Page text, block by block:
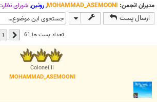
مدیران انجمن: MOHAMMAD_ASEMOONI
,رونین,شوراي نظارت
ارسال پست
تعداد پست ها:61 قبلی
Colonel II
MOHAMMAD_ASEMOONI